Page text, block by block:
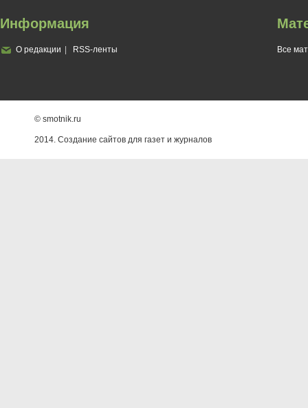
Информация
О редакции RSS-ленты Все
© smotnik.ru
2014. Создание сайтов для газет и журналов